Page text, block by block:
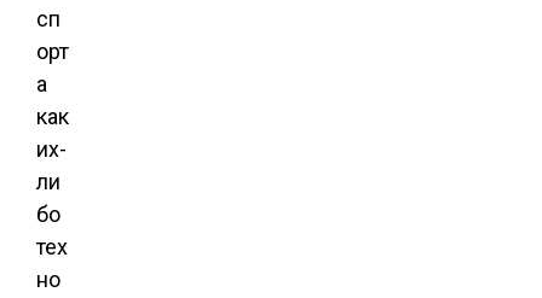
сп
орт
а
как
их-
ли
бо
тех
но